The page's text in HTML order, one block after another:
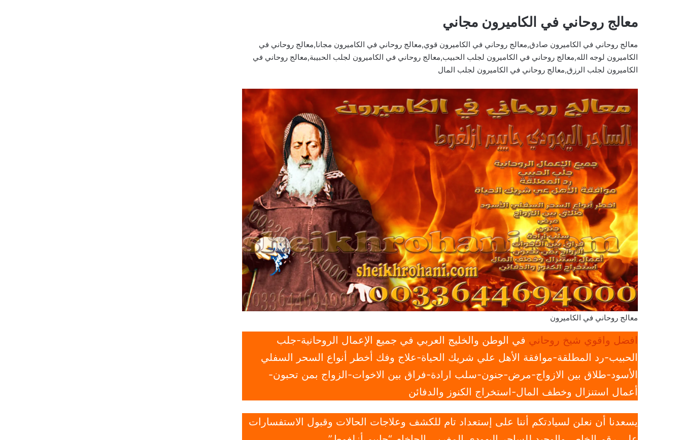
معالج روحاني في الكاميرون مجاني
معالج روحاني في الكاميرون صادق,معالج روحاني في الكاميرون قوي,معالج روحاني في الكاميرون مجانا,معالج روحاني في
الكاميرون لوجه الله,معالج روحاني في الكاميرون لجلب الحبيب,معالج روحاني في الكاميرون لجلب الحبيبة,معالج روحاني في
الكاميرون لجلب الرزق,معالج روحاني في الكاميرون لجلب المال
معالج روحاني في الكاميرون
افضل واقوي شيخ روحاني في الوطن والخليج العربي في جميع الإعمال الروحانية-جلب
الحبيب-رد المطلقة-موافقة الأهل علي شريك الحياة-علاج وفك أخطر أنواع السحر السفلي
الأسود-طلاق بين الازواج-مرض-جنون-سلب ارادة-فراق بين الاخوات-الزواج بمن تحبون-
أعمال استنزال وخطف المال-استخراج الكنوز والدفائن
يسعدنا أن نعلن لسيادتكم أننا على إستعداد تام للكشف وعلاجات الحالات وقبول الاستفسارات